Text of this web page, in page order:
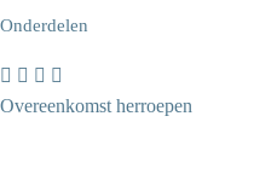
Onderdelen
Overeenkomst herroepen